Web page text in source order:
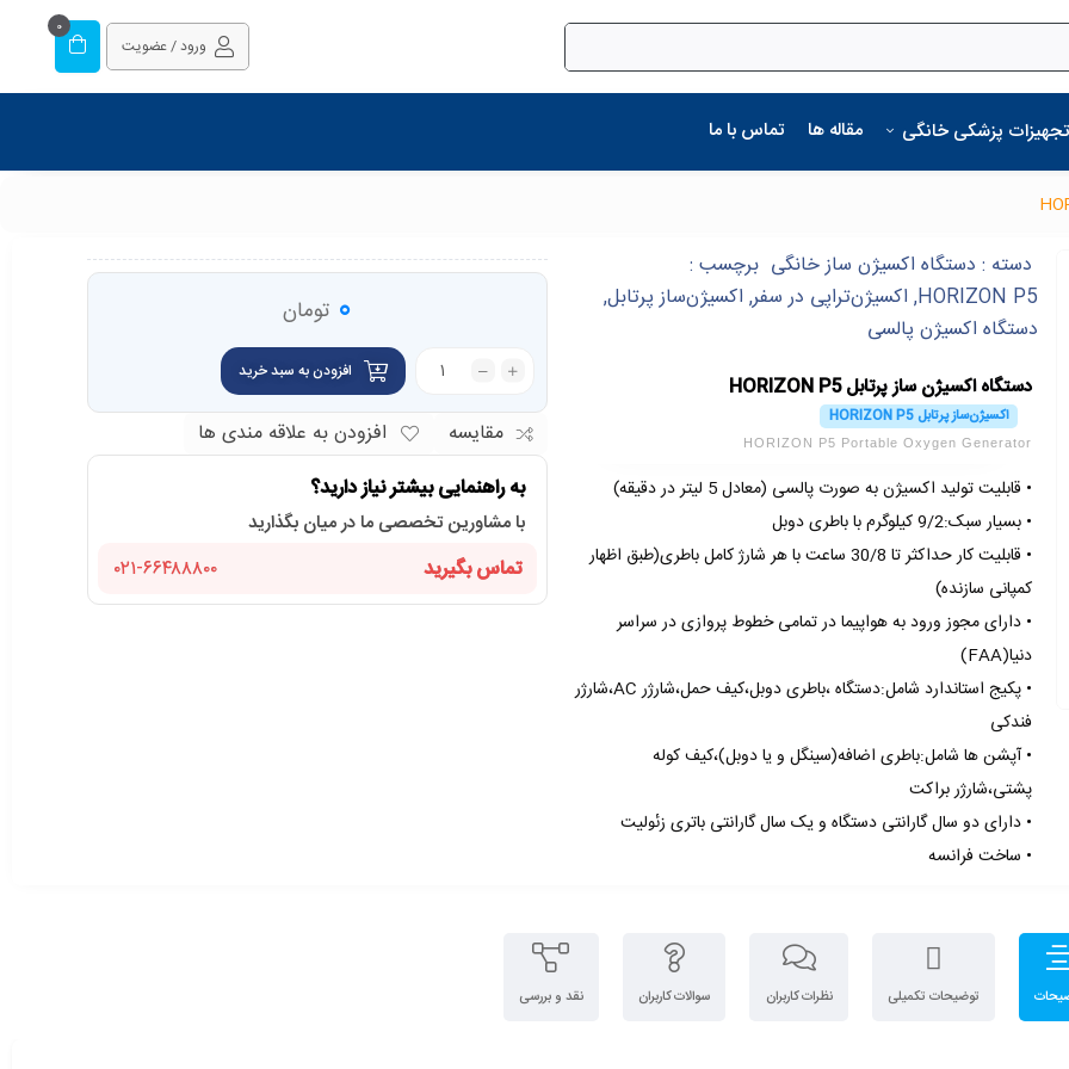
ورود / عضویت
0
تجهیزات پزشکی خانگی مقاله ها تماس با ما
دسته : دستگاه اکسیژن ساز خانگی برچسب :
HORIZON P5
, اکسیژن‌تراپی در سفر, اکسیژن‌ساز پرتابل,
دستگاه اکسیژن پالسی
دستگاه اکسیژن ساز پرتابل HORIZON P5
اکسیژن‌ساز پرتابل HORIZON P5
HORIZON P5 Portable Oxygen Generator
• قابلیت تولید اکسیژن به صورت پالسی (معادل 5 لیتر در دقیقه)
• بسیار سبک:9/2 کیلوگرم با باطری دوبل
• قابلیت کار حداکثر تا 30/8 ساعت با هر شارژ کامل باطری(طبق اظهار
کمپانی سازنده)
• دارای مجوز ورود به هواپیما در تمامی خطوط پروازی در سراسر
دنیا(FAA)
• پکیج استاندارد شامل:دستگاه ،باطری دوبل،کیف حمل،شارژر AC،شارژر
فندکی
• آپشن ها شامل:باطری اضافه(سینگل و یا دوبل)،کیف کوله
پشتی،شارژر براکت
• دارای دو سال گارانتی دستگاه و یک سال گارانتی باتری زﯮلیت
• ساخت فرانسه
0 تومان
افزودن به سبد خرید
مقایسه افزودن به علاقه مندی ها
به راهنمایی بیشتر نیاز دارید؟
با مشاورین تخصصی ما در میان بگذارید
تماس بگیرید ۰۲۱-۶۶۴۸۸۸۰۰
توضیحات تکمیلی نظرات کاربران سوالات کاربران نقد و بررسی